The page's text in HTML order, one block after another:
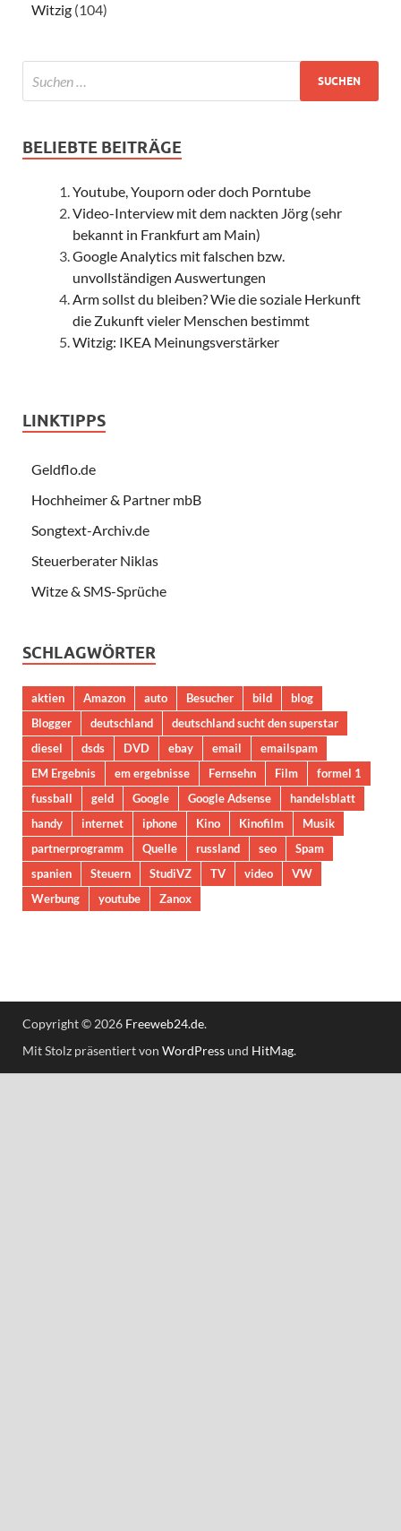
Witzig (104)
BELIEBTE BEITRÄGE
Youtube, Youporn oder doch Porntube
Video-Interview mit dem nackten Jörg (sehr
bekannt in Frankfurt am Main)
Google Analytics mit falschen bzw.
unvollständigen Auswertungen
Arm sollst du bleiben? Wie die soziale Herkunft
die Zukunft vieler Menschen bestimmt
Witzig: IKEA Meinungsverstärker
LINKTIPPS
Geldflo.de
Hochheimer & Partner mbB
Songtext-Archiv.de
Steuerberater Niklas
Witze & SMS-Sprüche
SCHLAGWÖRTER
aktien Amazon auto Besucher bild
blog
Blogger
deutschland
deutschland sucht den superstar
diesel
dsds DVD ebay email
emailspam
EM Ergebnis
em ergebnisse Fernsehn Film
formel 1
fussball
geld Google Google Adsense
handelsblatt
handy
internet iphone Kino Kinofilm
Musik
partnerprogramm
Quelle russland seo
Spam
spanien
Steuern StudiVZ TV video
VW
Werbung
youtube Zanox
Copyright © 2026 Freeweb24.de.
Mit Stolz präsentiert von WordPressund HitMag.